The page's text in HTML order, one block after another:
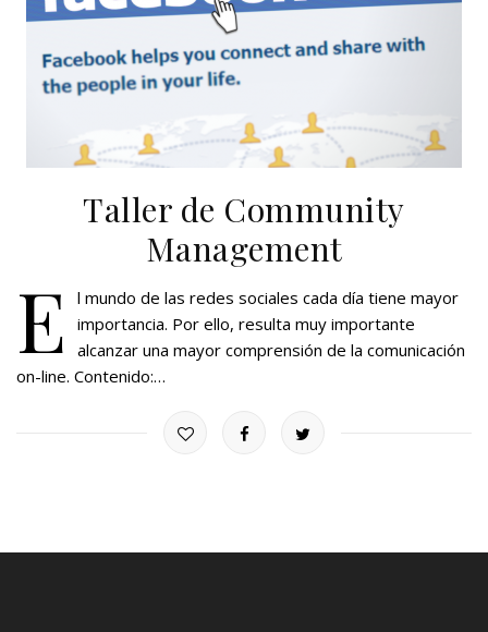
Taller de Community
Management
E
l mundo de las redes sociales cada día tiene mayor
importancia. Por ello, resulta muy importante
alcanzar una mayor comprensión de la comunicación
on-line. Contenido:…